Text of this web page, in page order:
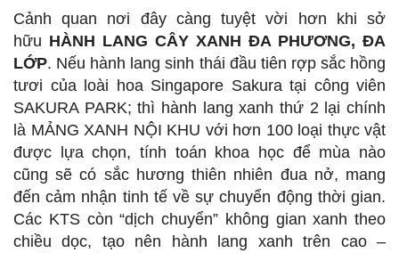
Cảnh quan nơi đây càng tuyệt vời hơn khi sở
hữu HÀNH LANG CÂY XANH ĐA PHƯƠNG, ĐA
LỚP. Nếu hành lang sinh thái đầu tiên rợp sắc hồng
tươi của loài hoa Singapore Sakura tại công viên
SAKURA PARK; thì hành lang xanh thứ 2 lại chính
là MẢNG XANH NỘI KHU với hơn 100 loại thực vật
được lựa chọn, tính toán khoa học để mùa nào
cũng sẽ có sắc hương thiên nhiên đua nở, mang
đến cảm nhận tinh tế về sự chuyển động thời gian.
Các KTS còn “dịch chuyển” không gian xanh theo
chiều dọc, tạo nên hành lang xanh trên cao –